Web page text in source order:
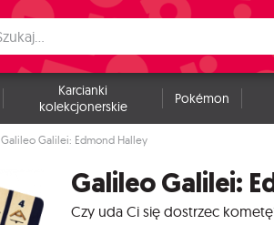
Karcianki
kolekcjonerskie
Pokémon
Galileo Galilei: Edmond Halley
Galileo Galilei:
Czy uda Ci się dostrzec